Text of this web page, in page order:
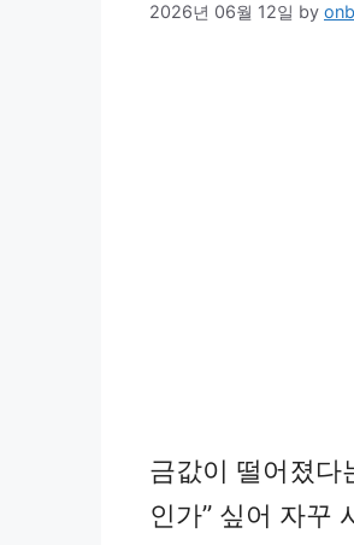
2026년 06월 12일 by
금값이 떨어졌다
인가” 싶어 자꾸